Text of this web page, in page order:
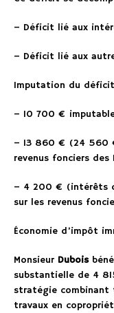
– Déficit lié aux
– Déficit lié aux
Imputation du
– 10 700 €
– 13 860 € (24 560
revenus fonciers des
– 4 200 € (intérêts
sur les revenus
Économie d’impôt
Monsieur Dubois
substantielle de 4
stratégie
travaux en